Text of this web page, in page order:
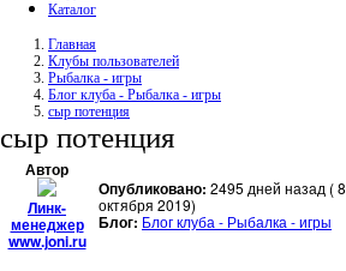
Каталог
Главная
Клубы пользователей
Рыбалка - игры
Блог клуба - Рыбалка - игры
сыр потенция
сыр потенция
Автор
Линк-
менеджер
www.joni.ru
Опубликовано: 2495 дней назад ( 8
октября 2019)
Блог: Блог клуба - Рыбалка - игры